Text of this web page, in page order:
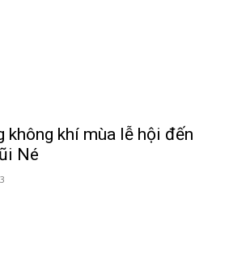
không khí mùa lễ hội đến
Né